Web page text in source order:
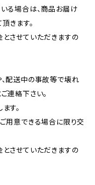
る場合は、商品お届け
きます。
させていただきますの
配送中の事故等で壊れ
連絡下さい。
す。
用意できる場合に限り交
させていただきますの